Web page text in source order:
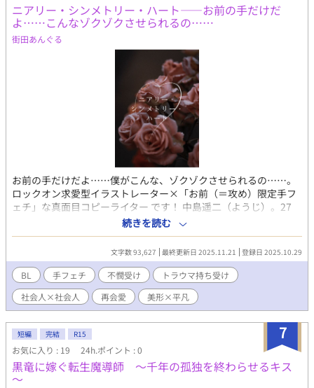
ニアリー・シンメトリー・ハート——お前の手だけだ
よ……こんなゾクゾクさせられるの……
街田あんぐる
お前の手だけだよ……僕がこんな、ゾクゾクさせられるの……。
ロックオン求愛型イラストレーター×「お前（＝攻め）限定手フ
ェチ」な真面目コピーライター です！ 中島遥二（ようじ）。27
歳。イラストレーター。 5年ぶりに再会した友人・篠原は、「お
前（＝中島）限定手フェチ」になっていた！？ 篠原がかわいくて
仕方ない、求愛モード全開の中島。なぜかツンツンの篠原。 二人
は篠原の会社のプロジェクトで一緒に働くことになるが……。 ど
こか人任せな中島は、篠原のトラウマや二人の過去と向き合っ
て、この恋を成就させられるのか……？？ 決め台詞盛りだくさん
のじれじれLOVE、お楽しみください〜！ ［攻め］中島遥二（な
かじま・ようじ） ロックオン求愛型イラストレーター ［受け］篠
原梓（しのはら・あずさ） 「お前（＝中島）限定手フェチ」な真
面目コピーライター （「＊」が付いたお話には性表現が含まれま
す。「＊＊」は過激な性表現です。）
続きを読む
文字数 93,627 最終更新日 2025.11.21 登録日 2025.10.29
BL 手フェチ 不憫受け
トラウマ持ち受け
社会人×社会人
再会愛 美形×平凡
7
短編 完結 R15
お気に入り : 19 24h.ポイント : 0
黒竜に嫁ぐ転生魔導師 ～千年の孤独を終わらせるキス
～